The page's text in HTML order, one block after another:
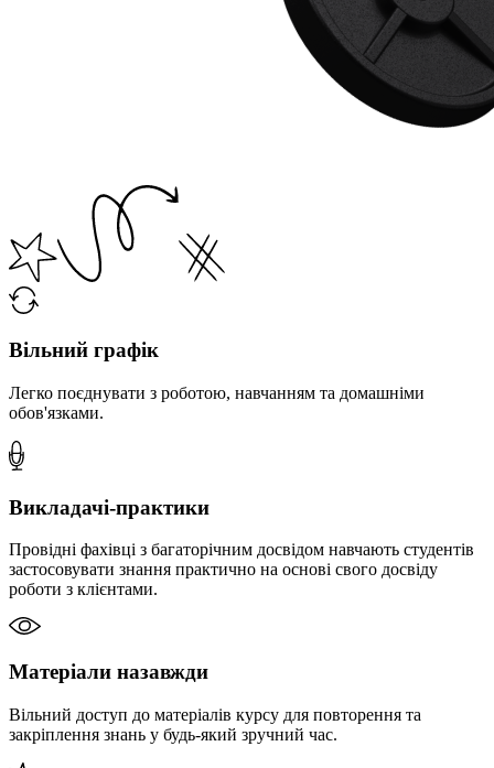
Вільний графік
Легко поєднувати з роботою, навчанням та домашніми
обов'язками.
Викладачі-практики
Провідні фахівці з багаторічним досвідом навчають студентів
застосовувати знання практично на основі свого досвіду
роботи з клієнтами.
Матеріали назавжди
Вільний доступ до матеріалів курсу для повторення та
закріплення знань у будь-який зручний час.